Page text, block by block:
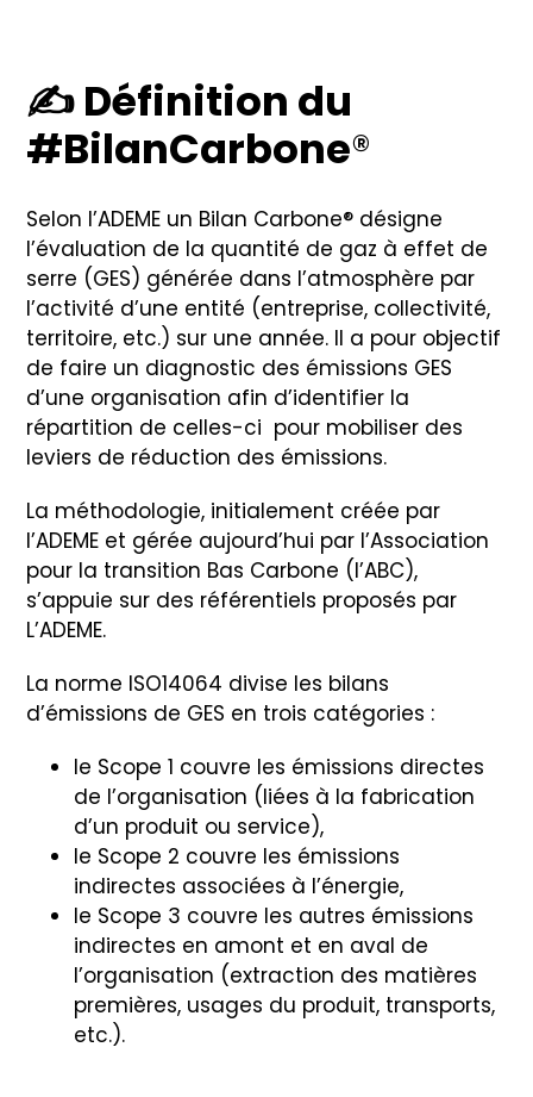
✍️Définition du
#BilanCarbone®
Selon l’ADEME un Bilan Carbone® désigne
l’évaluation de la quantité de gaz à effet de
serre (GES) générée dans l’atmosphère par
l’activité d’une entité (entreprise, collectivité,
territoire, etc.) sur une année. Il a pour objectif
de faire un diagnostic des émissions GES
d’une organisation afin d’identifier la
répartition de celles-ci pour mobiliser des
leviers de réduction des émissions.
La méthodologie, initialement créée par
l’ADEME et gérée aujourd’hui par l’Association
pour la transition Bas Carbone (l’ABC),
s’appuie sur des référentiels proposés par
L’ADEME.
La norme ISO14064 divise les bilans
d’émissions de GES en trois catégories :
le Scope 1 couvre les émissions directes
de l’organisation (liées à la fabrication
d’un produit ou service),
le Scope 2 couvre les émissions
indirectes associées à l’énergie,
le Scope 3 couvre les autres émissions
indirectes en amont et en aval de
l’organisation (extraction des matières
premières, usages du produit, transports,
etc.).